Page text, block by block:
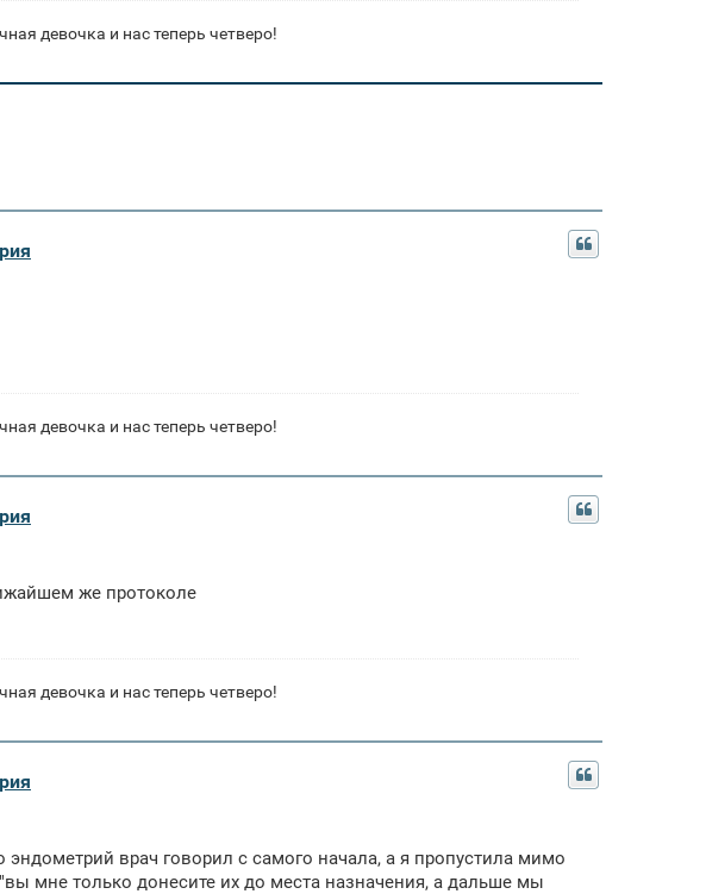
девочка и нас теперь четверо!
девочка и нас теперь четверо!
же протоколе
девочка и нас теперь четверо!
врач говорил с самого начала, а я пропустила мимо
мне только донесите их до места назначения, а дальше мы